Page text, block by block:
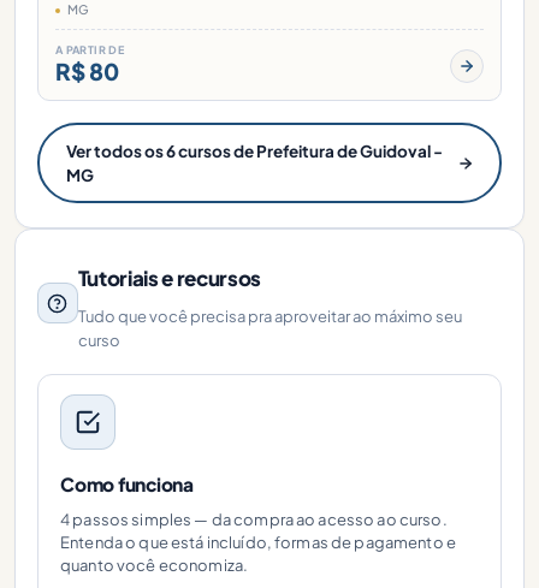
MG
A PARTIR DE
R$ 80
Ver todos os 6 cursos de Prefeitura de Guidoval -
MG
Tutoriais e recursos
Tudo que você precisa pra aproveitar ao máximo seu
curso
Como funciona
4 passos simples — da compra ao acesso ao curso.
Entenda o que está incluído, formas de pagamento e
quanto você economiza.